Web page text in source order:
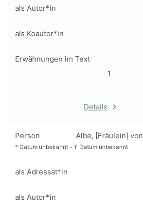
als Autor*in
als Koautor*in
Erwähnungen im Text
1
Details
Person Albe, [Fräulein] von
* Datum unbekannt - † Datum unbekannt
als Adressat*in
als Autor*in